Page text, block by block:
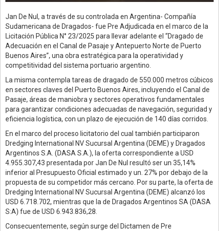
Jan De Nul, a través de su controlada en Argentina- Compañía
Sudamericana de Dragados- fue Pre Adjudicada en el marco de la
Licitación Pública N° 23/2025 para llevar adelante el “Dragado de
Adecuación en el Canal de Pasaje y Antepuerto Norte de Puerto
Buenos Aires”, una obra estratégica para la operatividad y
competitividad del sistema portuario argentino.
La misma contempla tareas de dragado de 550.000 metros cúbicos
en sectores claves del Puerto Buenos Aires, incluyendo el Canal de
Pasaje, áreas de maniobra y sectores operativos fundamentales
para garantizar condiciones adecuadas de navegación, seguridad y
eficiencia logística, con un plazo de ejecución de 140 días corridos.
En el marco del proceso licitatorio del cual también participaron
Dredging International NV Sucursal Argentina (DEME) y Dragados
Argentinos S.A. (DASA S.A.), la oferta correspondiente a USD
4.955.307,43 presentada por Jan De Nul resultó ser un 35,14%
inferior al Presupuesto Oficial estimado y un. 27% por debajo de la
propuesta de su competidor más cercano. Por su parte, la oferta de
Dredging International NV Sucursal Argentina (DEME) alcanzó los
USD 6.718.702, mientras que la de Dragados Argentinos SA (DASA
S:A) fue de USD 6.943.836,28.
Consecuentemente, según surge del Dictamen de Pre